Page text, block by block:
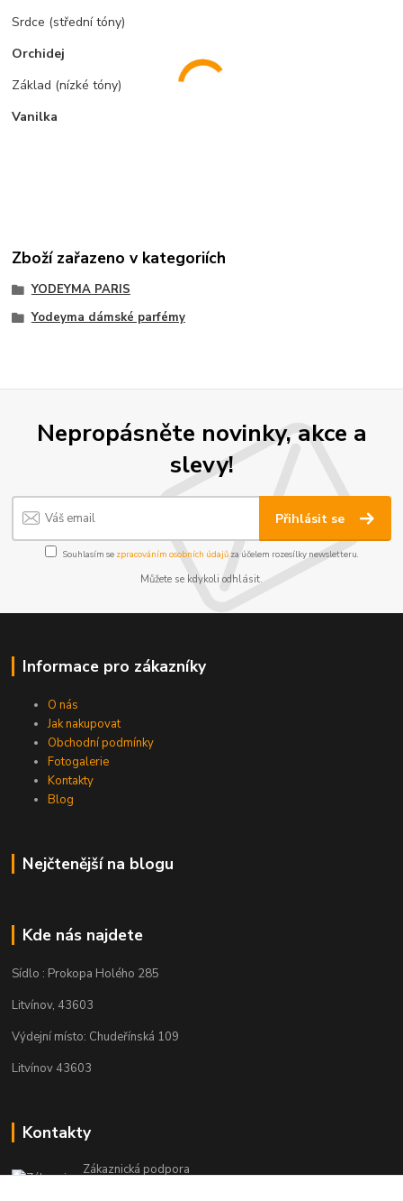
Srdce (střední tóny)
Orchidej
Základ (nízké tóny)
Vanilka
Zboží zařazeno v kategoriích
YODEYMA PARIS
Yodeyma dámské parfémy
Nepropásněte novinky, akce a
slevy!
Přihlásit se
Souhlasím se zpracováním osobních údajůza účelem rozesílky newsletteru.
Můžete se kdykoli odhlásit.
Informace pro zákazníky
O nás
Jak nakupovat
Obchodní podmínky
Fotogalerie
Kontakty
Blog
Nejčtenější na blogu
Kde nás najdete
Sídlo : Prokopa Holého 285
Litvínov, 43603
Výdejní místo: Chudeřínská 109
Litvínov 43603
Kontakty
Zákaznická podpora